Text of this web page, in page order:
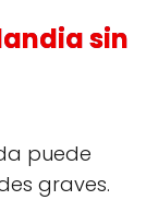
sin
puede
graves.